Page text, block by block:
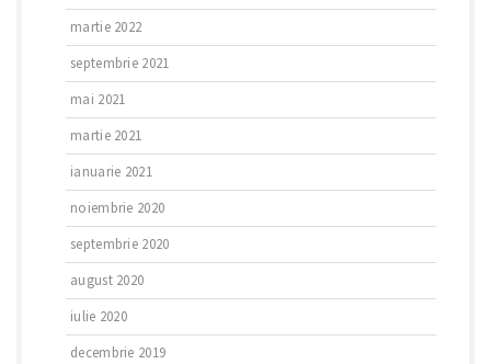
martie 2022
septembrie 2021
mai 2021
martie 2021
ianuarie 2021
noiembrie 2020
septembrie 2020
august 2020
iulie 2020
decembrie 2019